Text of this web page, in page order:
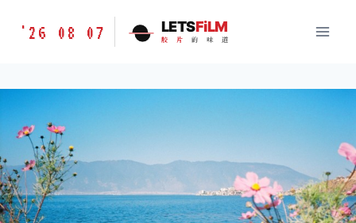
胶
味
LETSFILM
'26 08 07 LETSFiLM
胶 片 的 味 道